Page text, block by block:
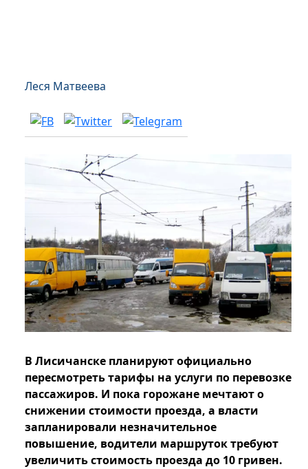
Леся Матвеева
В Лисичанске планируют официально
пересмотреть тарифы на услуги по перевозке
пассажиров. И пока горожане мечтают о
снижении стоимости проезда, а власти
запланировали незначительное
повышение, водители маршруток требуют
увеличить стоимость проезда до 10 гривен.